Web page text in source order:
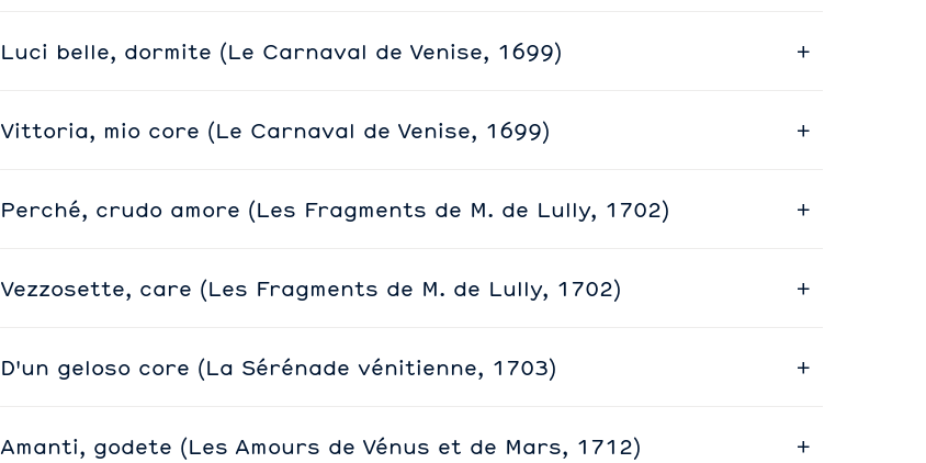
Luci belle, dormite (Le Carnaval de Venise, 1699)
Vittoria, mio core (Le Carnaval de Venise, 1699)
Perché, crudo amore (Les Fragments de M. de Lully, 1702)
Vezzosette, care (Les Fragments de M. de Lully, 1702)
D'un geloso core (La Sérénade vénitienne, 1703)
Amanti, godete (Les Amours de Vénus et de Mars, 1712)